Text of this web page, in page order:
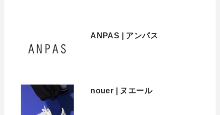
ANPAS | アンパス
nouer | ヌエール